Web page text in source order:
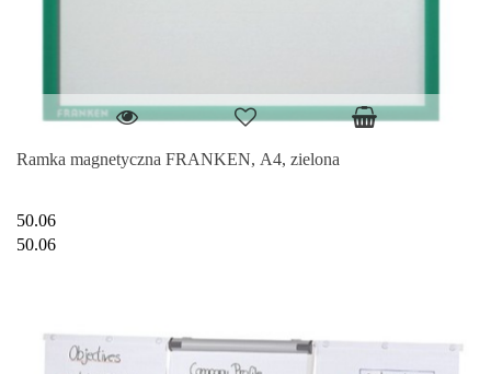
Ramka magnetyczna FRANKEN, A4, zielona
50.06
50.06